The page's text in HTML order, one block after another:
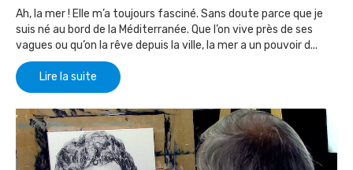
Ah, la mer ! Elle m’a toujours fasciné. Sans doute parce que je
suis né au bord de la Méditerranée. Que l’on vive près de ses
vagues ou qu’on la rêve depuis la ville, la mer a un pouvoir d...
Lire la suite